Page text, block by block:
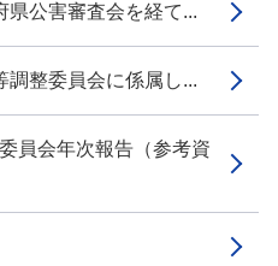
公害審査会を経て...
整委員会に係属し...
員会年次報告（参考資